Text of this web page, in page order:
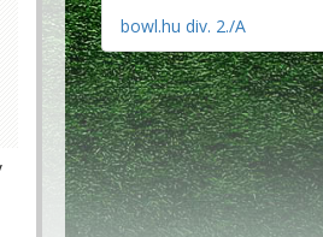
bowl.hu div. 2./A